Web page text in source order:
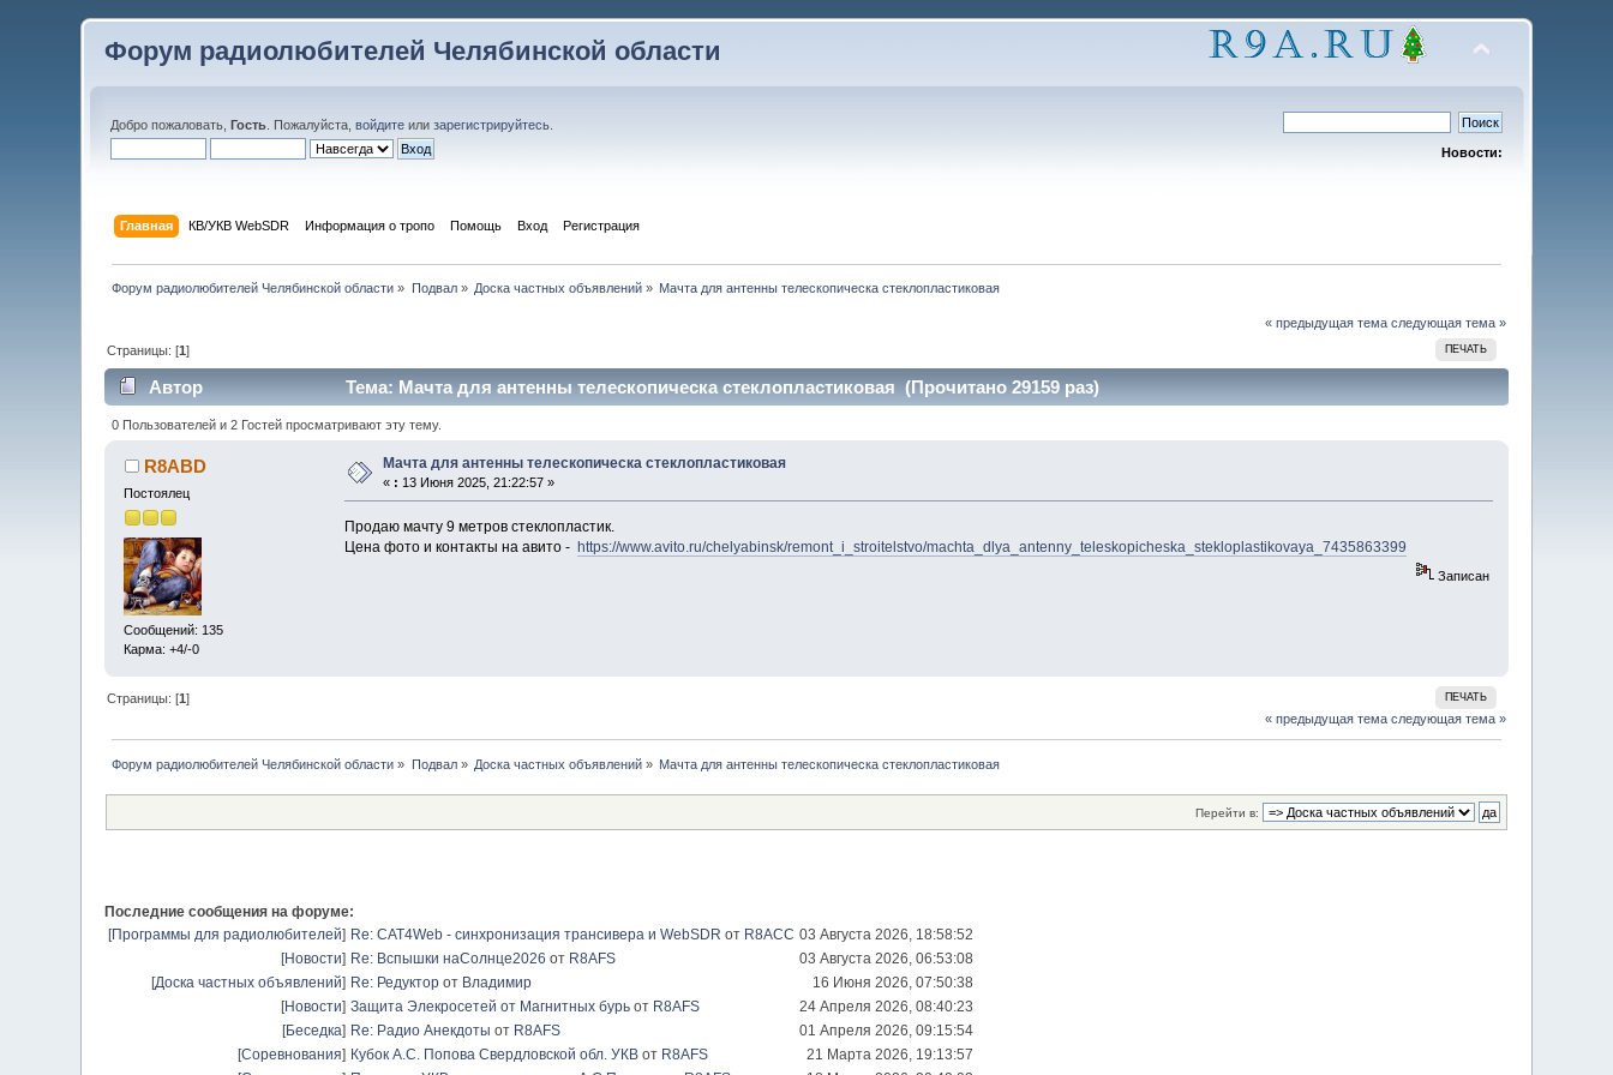
Форум радиолюбителей Челябинской области
Добро пожаловать,Гость . Пожалуйста,войдите илизарегистрируйтесь
Новости:
Главная КВ/УКВ WebSDR Информация о тропо Помощь Вход Регистрация
Форум радиолюбителей Челябинской области » Подвал» Доска частных объявлений » Мачта для антенны телескопическа стеклопластиковая
« предыдущая тема следующая тема »
ПЕЧАТЬ
Страницы: [1]
Автор Тема: Мачта для антенны телескопическа стеклопластиковая (Прочитано 29159 раз)
0 Пользователей и 2 Гостей просматривают эту тему.
R8ABD
Постоялец
Сообщений: 135
Карма: +4/-0
Мачта для антенны телескопическа стеклопластиковая
« : 13 Июня 2025, 21:22:57 »
Продаю мачту 9 метров стеклопластик.
Цена фото и контакты на авито - https://www.avito.ru/chelyabinsk/remont_i_stroitelstvo/machta_dlya_antenny_teleskopicheska_stekloplastikovaya_7435863399
Записан
ПЕЧАТЬ
Страницы: [1]
« предыдущая тема следующая тема »
Форум радиолюбителей Челябинской области » Подвал» Доска частных объявлений » Мачта для антенны телескопическа стеклопластиковая
Перейти в:
Последние сообщения на форуме:
[Программы для радиолюбителей] Re: CAT4Web - синхронизация трансивера и WebSDR от R8ACC 03 Августа 2026, 18:58:52
[Новости] Re: Вспышки наСолнце2026 от R8AFS
03 Августа 2026, 06:53:08
[Доска частных объявлений] Re: Редуктор от Владимир
16 Июня 2026, 07:50:38
[Новости] Защита Элекросетей от Магнитных бурь от R8AFS
24 Апреля 2026, 08:40:23
[Беседка] Re: Радио Анекдоты от R8AFS
01 Апреля 2026, 09:15:54
[Соревнования] Кубок А.С. Попова Свердловской обл. УКВ от R8AFS
21 Марта 2026, 19:13:57